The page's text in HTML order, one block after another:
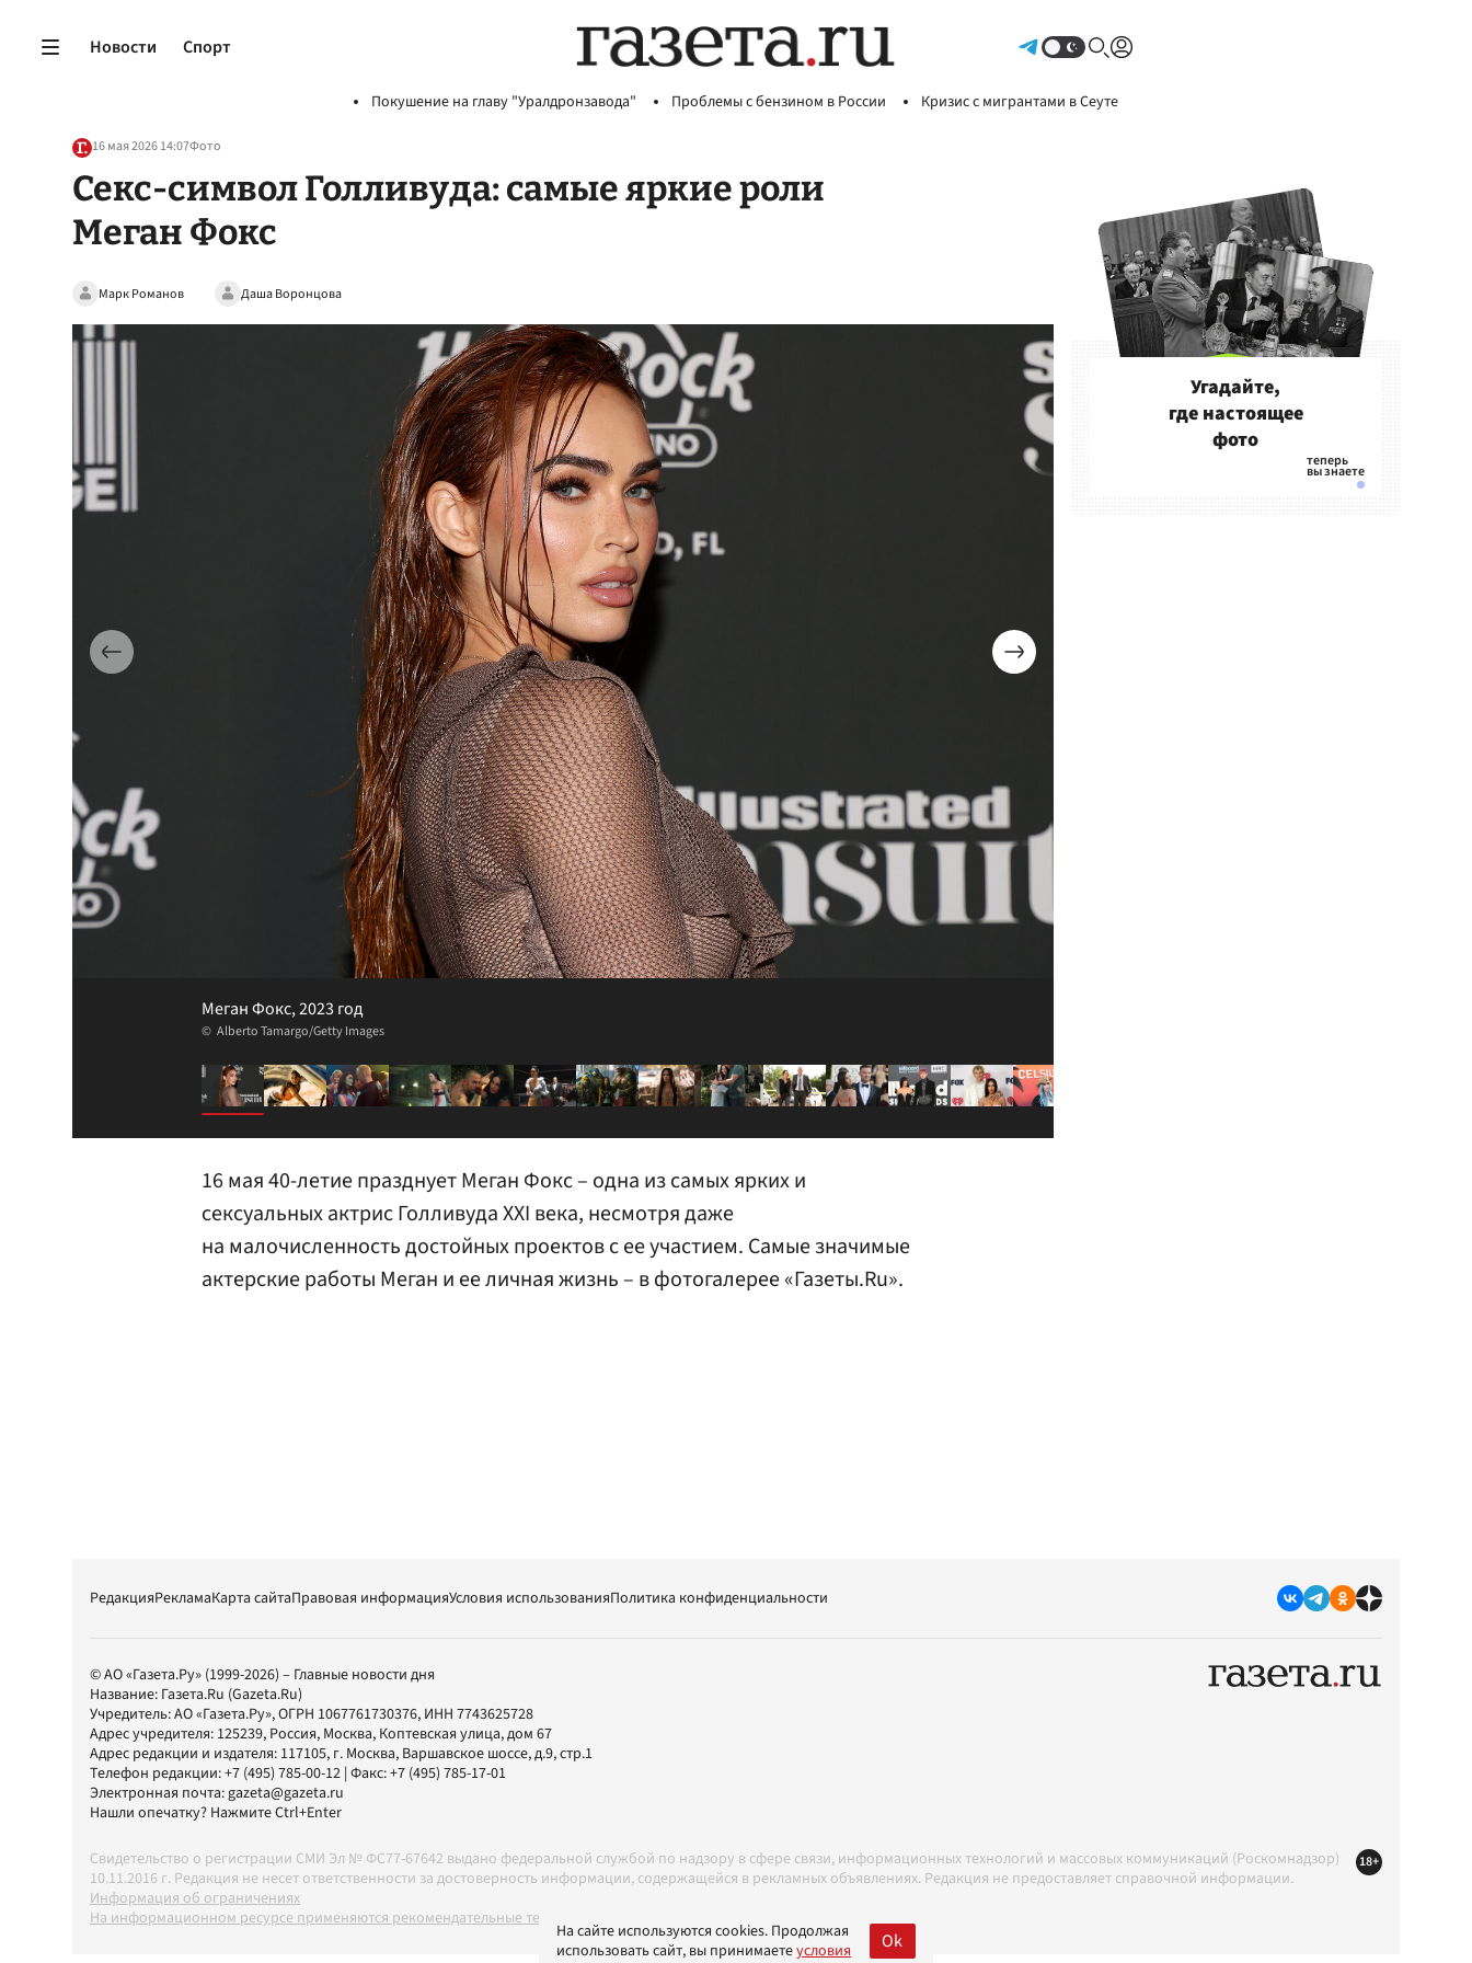
Новости Спорт
Покушение на главу "Уралдронзавода" Проблемы с бензином в России Кризис с мигрантами в Сеуте
16 мая 2026 14:07Фото
Секс-символ Голливуда: самые яркие роли
Меган Фокс
Марк Романов Даша Воронцова
Меган Фокс, 2023 год
Alberto Tamargo/Getty Images
16 мая 40-летие празднует Меган Фокс – одна из самых ярких и
сексуальных актрис Голливуда XXI века, несмотря даже
на малочисленность достойных проектов с ее участием. Самые значимые
актерские работы Меган и ее личная жизнь – в фотогалерее «Газеты.Ru».
Угадайте,
где настоящее
фото
РедакцияРекламаКарта сайтаПравовая информацияУсловия использованияПолитика конфиденциальности
© АО «Газета.Ру» (1999-2026) – Главные новости дня
Название: Газета.Ru (Gazeta.Ru)
Учредитель:АО «Газета.Ру», ОГРН 1067761730376, ИНН 7743625728
Адрес учредителя: 125239, Россия, Москва, Коптевская улица, дом 67
Адрес редакции и издателя: 117105, г. Москва, Варшавское шоссе, д.9, стр.1
Телефон редакции:+7 (495) 785-00-12 | Факс:+7 (495) 785-17-01
Электронная почта:gazeta@gazeta.ru
Нашли опечатку? Нажмите Ctrl+Enter
Свидетельство о регистрации СМИ Эл № ФС77-67642 выдано федеральной службой по надзору в сфере связи, информационных технологий и массовых коммуникаций (Роскомнадзор)
10.11.2016 г. Редакция не несет ответственности за достоверность информации, содержащейся в рекламных объявлениях. Редакция не предоставляет справочной информации.
Информация об ограничениях
На информационном ресурсе применяются рекомендательные технологии в соответствии с Правилами
18+
На сайте используются cookies. Продолжая
использовать сайт, вы принимаетеусловия Ok